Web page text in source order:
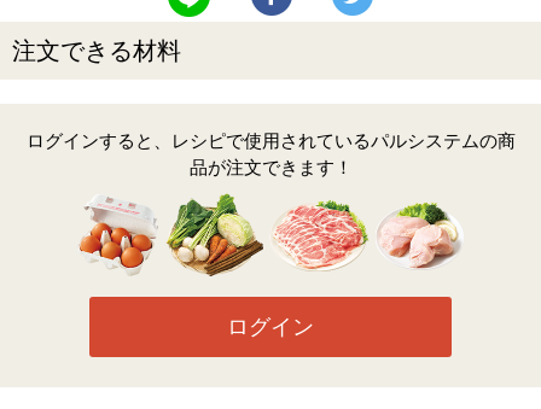
注文できる材料
ログインすると、レシピで使用されているパルシステムの商
品が注文できます！
ログイン